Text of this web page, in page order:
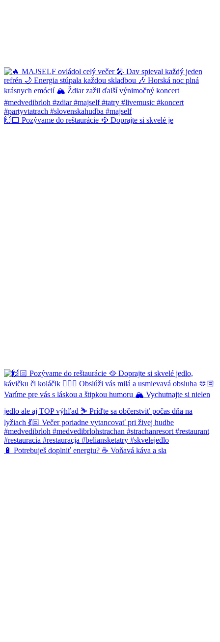
🙌🏻 Pozývame do reštaurácie 🥘 Doprajte si skvelé je
🔋 Potrebuješ doplniť energiu? ☕️ Voňavá káva a sla